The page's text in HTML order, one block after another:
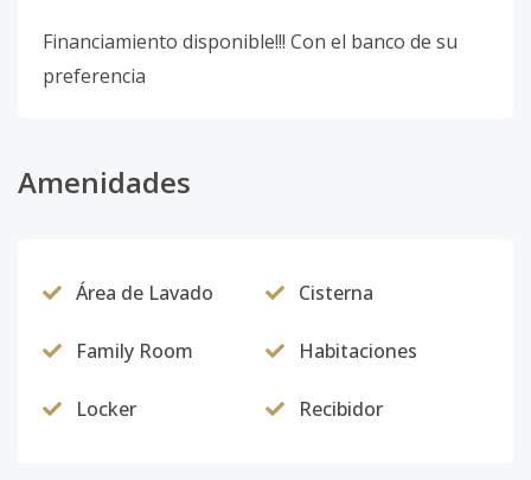
Financiamiento disponible!!! Con el banco de su
preferencia
Amenidades
Área de Lavado Cisterna
Family Room Habitaciones
Locker Recibidor